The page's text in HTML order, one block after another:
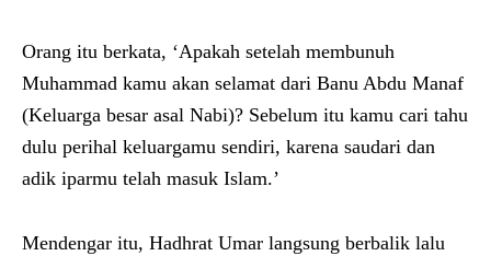
Orang itu berkata, ‘Apakah setelah membunuh
Muhammad kamu akan selamat dari Banu Abdu Manaf
(Keluarga besar asal Nabi)? Sebelum itu kamu cari tahu
dulu perihal keluargamu sendiri, karena saudari dan
adik iparmu telah masuk Islam.’
Mendengar itu, Hadhrat Umar langsung berbalik lalu